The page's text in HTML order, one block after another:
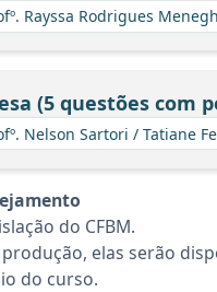
Rayssa Rodrigues
(5 questões com
Nelson Sartori / Tatiane
do CFBM.
elas serão
do curso.